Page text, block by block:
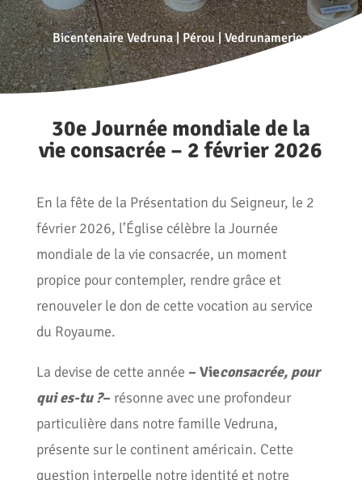
Bicentenaire Vedruna|Pérou|Vedrunamerica
30e Journée mondiale de la
vie consacrée – 2 février 2026
En la fête de la Présentation du Seigneur, le 2
février 2026, l’Église célèbre la Journée
mondiale de la vie consacrée, un moment
propice pour contempler, rendre grâce et
renouveler le don de cette vocation au service
du Royaume.
La devise de cette année – Vieconsacrée, pour
qui es-tu ?– résonne avec une profondeur
particulière dans notre famille Vedruna,
présente sur le continent américain. Cette
question interpelle notre identité et notre